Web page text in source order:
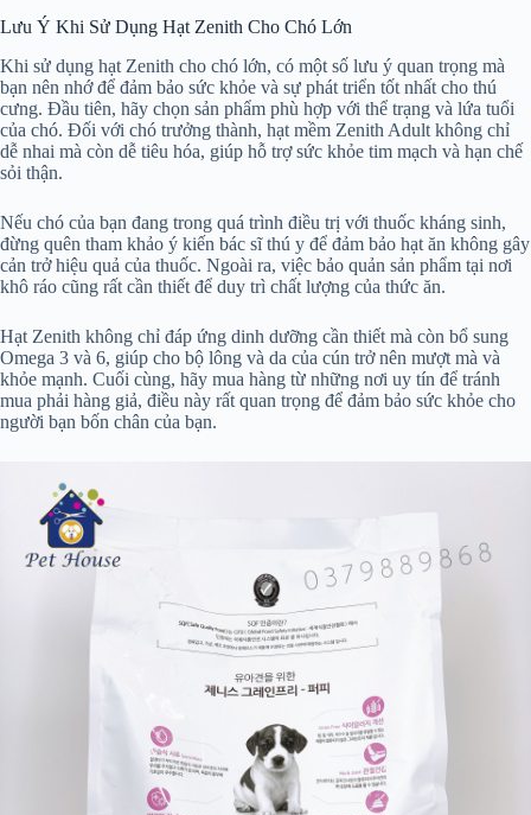
Lưu Ý Khi Sử Dụng Hạt Zenith Cho Chó Lớn
Khi sử dụng hạt Zenith cho chó lớn, có một số lưu ý quan trọng mà
bạn nên nhớ để đảm bảo sức khỏe và sự phát triển tốt nhất cho thú
cưng. Đầu tiên, hãy chọn sản phẩm phù hợp với thể trạng và lứa tuổi
của chó. Đối với chó trưởng thành, hạt mềm Zenith Adult không chỉ
dễ nhai mà còn dễ tiêu hóa, giúp hỗ trợ sức khỏe tim mạch và hạn chế
sỏi thận.
Nếu chó của bạn đang trong quá trình điều trị với thuốc kháng sinh,
đừng quên tham khảo ý kiến bác sĩ thú y để đảm bảo hạt ăn không gây
cản trở hiệu quả của thuốc. Ngoài ra, việc bảo quản sản phẩm tại nơi
khô ráo cũng rất cần thiết để duy trì chất lượng của thức ăn.
Hạt Zenith không chỉ đáp ứng dinh dưỡng cần thiết mà còn bổ sung
Omega 3 và 6, giúp cho bộ lông và da của cún trở nên mượt mà và
khỏe mạnh. Cuối cùng, hãy mua hàng từ những nơi uy tín để tránh
mua phải hàng giả, điều này rất quan trọng để đảm bảo sức khỏe cho
người bạn bốn chân của bạn.